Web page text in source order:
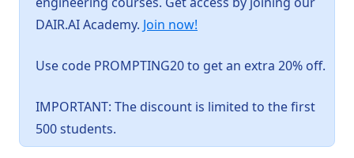
Deep Agents
courses
guides
OpenAI Deep Research
Reasoning LLMs
DAIR.AI Academy. Join now!
Use code PROMPTING20 to get an extra 20% off.
IMPORTANT: The discount is limited to the first
500 students.